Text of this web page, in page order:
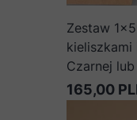
Zestaw
kieliszkami
Czarnej
165,00